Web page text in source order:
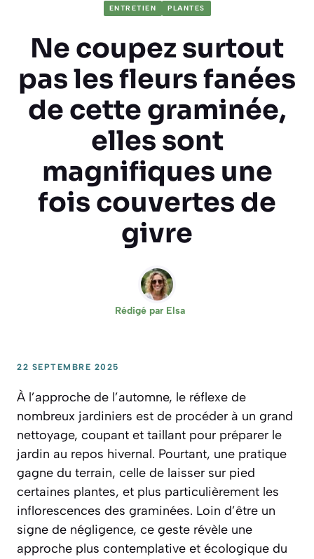
ENTRETIEN PLANTES
Ne coupez surtout
pas les fleurs fanées
de cette graminée,
elles sont
magnifiques une
fois couvertes de
givre
Rédigé par Elsa
22 SEPTEMBRE 2025
À l’approche de l’automne, le réflexe de
nombreux jardiniers est de procéder à un grand
nettoyage, coupant et taillant pour préparer le
jardin au repos hivernal. Pourtant, une pratique
gagne du terrain, celle de laisser sur pied
certaines plantes, et plus particulièrement les
inflorescences des graminées. Loin d’être un
signe de négligence, ce geste révèle une
approche plus contemplative et écologique du